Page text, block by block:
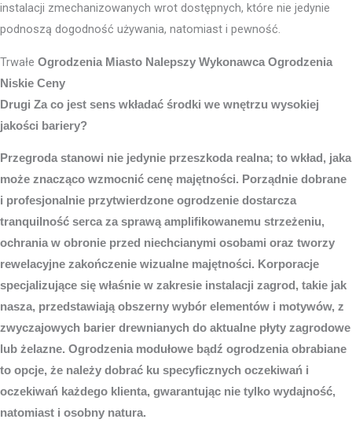
instalacji zmechanizowanych wrot dostępnych, które nie jedynie
podnoszą dogodność używania, natomiast i pewność.
Trwałe Ogrodzenia Miasto Nalepszy Wykonawca Ogrodzenia
Niskie Ceny
Drugi Za co jest sens wkładać środki we wnętrzu wysokiej
jakości bariery?
Przegroda stanowi nie jedynie przeszkoda realna; to wkład, jaka
może znacząco wzmocnić cenę majętności. Porządnie dobrane
i profesjonalnie przytwierdzone ogrodzenie dostarcza
tranquilność serca za sprawą amplifikowanemu strzeżeniu,
ochrania w obronie przed niechcianymi osobami oraz tworzy
rewelacyjne zakończenie wizualne majętności. Korporacje
specjalizujące się właśnie w zakresie instalacji zagrod, takie jak
nasza, przedstawiają obszerny wybór elementów i motywów, z
zwyczajowych barier drewnianych do aktualne płyty zagrodowe
lub żelazne. Ogrodzenia modułowe bądź ogrodzenia obrabiane
to opcje, że należy dobrać ku specyficznych oczekiwań i
oczekiwań każdego klienta, gwarantując nie tylko wydajność,
natomiast i osobny natura.